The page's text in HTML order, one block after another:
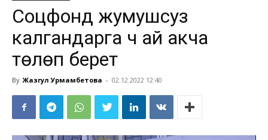
Cоцфонд жумушсуз
калгандарга үч ай акча
төлөп берет
By Жазгул Урмамбетова - 02.12.2022 12:40